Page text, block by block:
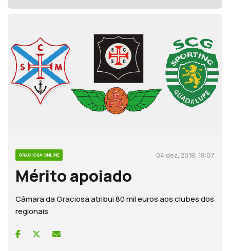
GRACIOSA ONLINE 04 dez, 2018, 19:07
Mérito apoiado
Câmara da Graciosa atribui 80 mil euros aos clubes dos
regionais